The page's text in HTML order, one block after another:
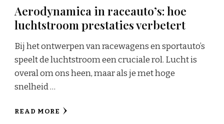
Aerodynamica in raceauto’s: hoe
luchtstroom prestaties verbetert
Bij het ontwerpen van racewagens en sportauto’s
speelt de luchtstroom een cruciale rol. Lucht is
overal om ons heen, maar als je met hoge
snelheid …
READ MORE